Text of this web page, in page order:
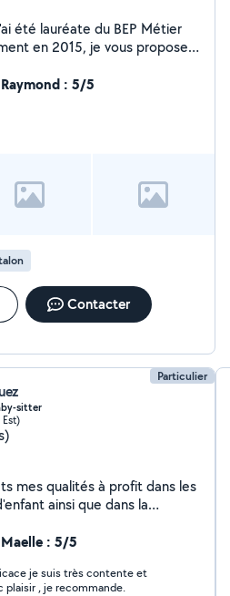
été lauréate du BEP Métier
en 2015, je vous propose
J'ai prit des cours de piano
diplômée du
maintenant depuis 2011 je
PETITE ENFACE en 2011.
: 5/5
Contacter
Particulier
sitter
Est)
mes qualités à profit dans les
ainsi que dans la
n'hésite pas à rendre service
: 5/5
je suis très contente et
plaisir , je recommande.